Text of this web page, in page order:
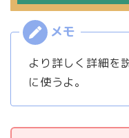
より詳しく詳細を
に使うよ。